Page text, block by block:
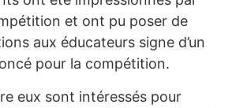
et ont pu poser de
aux éducateurs signe d’un
pour la compétition.
eux sont intéressés pour